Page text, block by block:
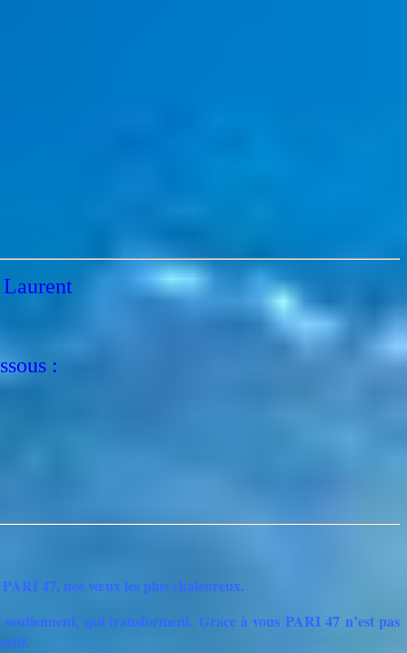
Laurent
:
47, nos vœux les plus chaleureux.
qui transforment. Grace à vous PARI 47 n’est pas